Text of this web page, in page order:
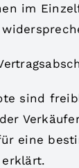
im
sind
eine